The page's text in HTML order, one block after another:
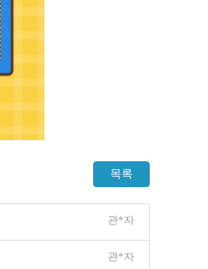
목록
관*자
관*자